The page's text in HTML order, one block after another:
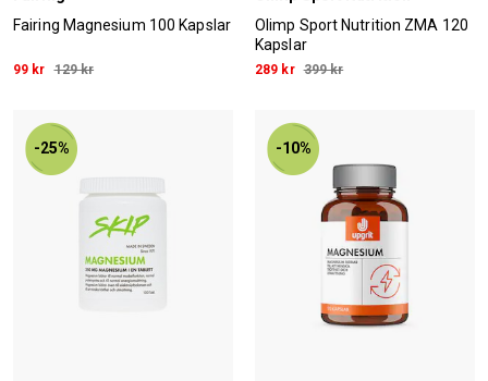
Fairing Magnesium 100 Kapslar
99 kr 129 kr
Olimp Sport Nutrition ZMA 120
Kapslar
289 kr 399 kr
-25% -10%